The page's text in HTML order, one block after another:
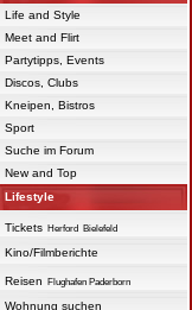
Life and Style
Meet and Flirt
Partytipps, Events
Discos, Clubs
Kneipen, Bistros
Sport
Suche im Forum
New and Top
Lifestyle
Tickets Herford Bielefeld
Kino/Filmberichte
Reisen Flughafen Paderborn
Wohnung suchen